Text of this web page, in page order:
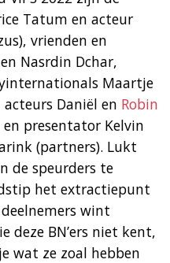
Tatum en acteur
vrienden en
Nasrdin Dchar,
Maartje
Daniël en Robin
en presentator Kelvin
(partners). Lukt
de speurders te
het extractiepunt
wint
deze BN’ers niet kent,
wat ze zoal hebben